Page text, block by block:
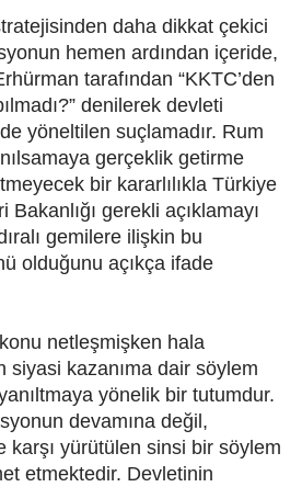
daha dikkat çekici
hemen ardından içeride,
tarafından “KKTC’den
denilerek devleti
yöneltilen suçlamadır. Rum
gerçeklik getirme
bir kararlılıkla Türkiye
Bakanlığı gerekli açıklamayı
gemilere ilişkin bu
olduğunu açıkça ifade
netleşmişken hala
siyasi kazanıma dair söylem
yönelik bir tutumdur.
devamına değil,
karşı yürütülen sinsi bir söylem
etmektedir. Devletinin